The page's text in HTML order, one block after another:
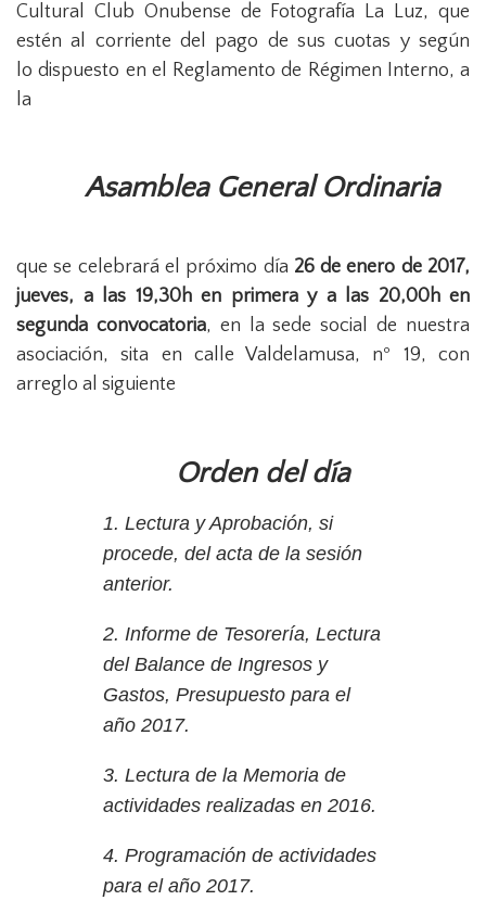
Cultural Club Onubense de Fotografía La Luz, que
estén al corriente del pago de sus cuotas y según
lo dispuesto en el Reglamento de Régimen Interno, a
la
Asamblea General Ordinaria
que se celebrará el próximo día 26 de enero de 2017,
jueves, a las 19,30h en primera y a las 20,00h en
segunda convocatoria, en la sede social de nuestra
asociación, sita en calle Valdelamusa, nº 19, con
arreglo al siguiente
Orden del día
1. Lectura y Aprobación, si
procede, del acta de la sesión
anterior.
2. Informe de Tesorería, Lectura
del Balance de Ingresos y
Gastos, Presupuesto para el
año 2017.
3. Lectura de la Memoria de
actividades realizadas en 2016.
4. Programación de actividades
para el año 2017.